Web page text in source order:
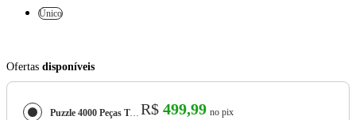
Único
Ofertas disponíveis
Puzzle 4000 Peças Tochas de Nero-Henryk Siemiradzki Castorland 400423 R$ 499,99 no pix